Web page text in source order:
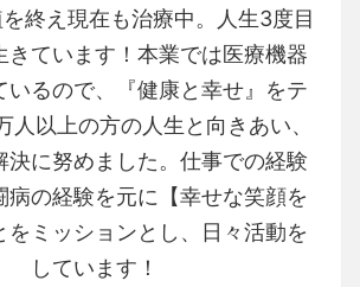
終え現在も治療中。人生3度目
きています！本業では医療機器
いるので、『健康と幸せ』をテ
人以上の方の人生と向きあい、
決に努めました。仕事での経験
病の経験を元に【幸せな笑顔を
をミッションとし、日々活動を
しています！